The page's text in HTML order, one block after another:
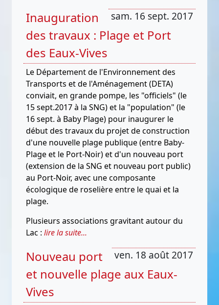
sam. 16 sept. 2017
Inauguration
des travaux : Plage et Port
des Eaux-Vives
Le Département de l'Environnement des
Transports et de l'Aménagement (DETA)
conviait, en grande pompe, les "officiels" (le
15 sept.2017 à la SNG) et la "population" (le
16 sept. à Baby Plage) pour inaugurer le
début des travaux du projet de construction
d'une nouvelle plage publique (entre Baby-
Plage et le Port-Noir) et d'un nouveau port
(extension de la SNG et nouveau port public)
au Port-Noir, avec une composante
écologique de roselière entre le quai et la
plage.
Plusieurs associations gravitant autour du
Lac : lire la suite...
ven. 18 août 2017
Nouveau port
et nouvelle plage aux Eaux-
Vives